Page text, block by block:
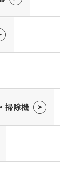
掃除機